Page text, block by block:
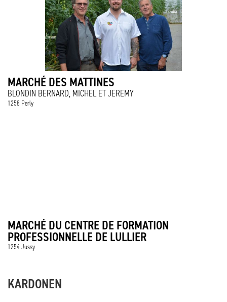
MARCHÉ DES MATTINES
BLONDIN BERNARD, MICHEL ET JEREMY
1258 Perly
MARCHÉ DU CENTRE DE FORMATION
PROFESSIONNELLE DE LULLIER
1254 Jussy
KARDONEN